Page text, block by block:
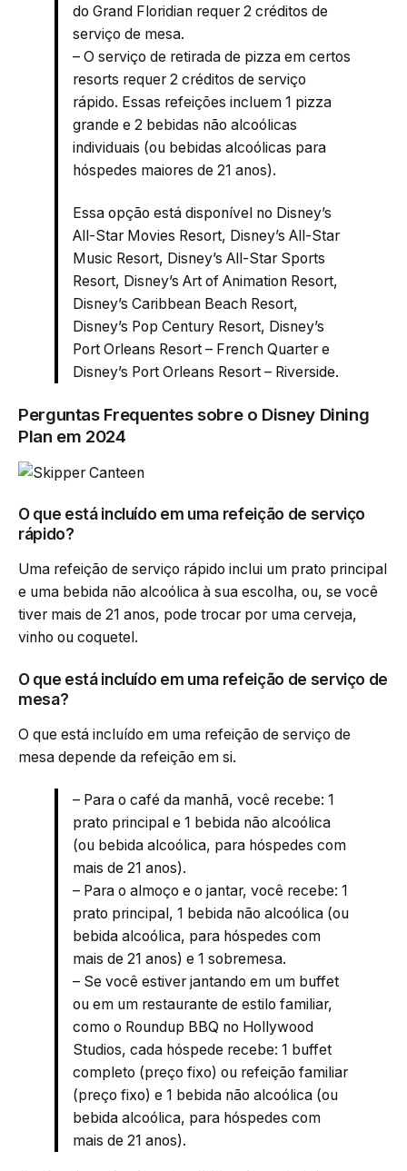
do Grand Floridian requer 2 créditos de
serviço de mesa.
– O serviço de retirada de pizza em certos
resorts requer 2 créditos de serviço
rápido. Essas refeições incluem 1 pizza
grande e 2 bebidas não alcoólicas
individuais (ou bebidas alcoólicas para
hóspedes maiores de 21 anos).
Essa opção está disponível no Disney’s
All-Star Movies Resort, Disney’s All-Star
Music Resort, Disney’s All-Star Sports
Resort, Disney’s Art of Animation Resort,
Disney’s Caribbean Beach Resort,
Disney’s Pop Century Resort, Disney’s
Port Orleans Resort – French Quarter e
Disney’s Port Orleans Resort – Riverside.
Perguntas Frequentes sobre o Disney Dining
Plan em 2024
O que está incluído em uma refeição de serviço
rápido?
Uma refeição de serviço rápido inclui um prato principal
e uma bebida não alcoólica à sua escolha, ou, se você
tiver mais de 21 anos, pode trocar por uma cerveja,
vinho ou coquetel.
O que está incluído em uma refeição de serviço de
mesa?
O que está incluído em uma refeição de serviço de
mesa depende da refeição em si.
– Para o café da manhã, você recebe: 1
prato principal e 1 bebida não alcoólica
(ou bebida alcoólica, para hóspedes com
mais de 21 anos).
– Para o almoço e o jantar, você recebe: 1
prato principal, 1 bebida não alcoólica (ou
bebida alcoólica, para hóspedes com
mais de 21 anos) e 1 sobremesa.
– Se você estiver jantando em um buffet
ou em um restaurante de estilo familiar,
como o Roundup BBQ no Hollywood
Studios, cada hóspede recebe: 1 buffet
completo (preço fixo) ou refeição familiar
(preço fixo) e 1 bebida não alcoólica (ou
bebida alcoólica, para hóspedes com
mais de 21 anos).